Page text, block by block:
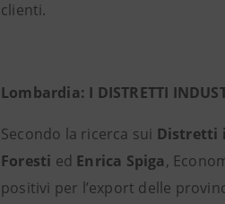
clienti.
Lombardia: I DISTRETTI
Secondo la ricerca sui Distretti
Foresti ed Enrica Spiga,
positivi per l’export delle